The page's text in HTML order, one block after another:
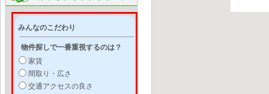
みんなのこだわり
物件探しで一番重視するのは？
家賃
間取り・広さ
交通アクセスの良さ